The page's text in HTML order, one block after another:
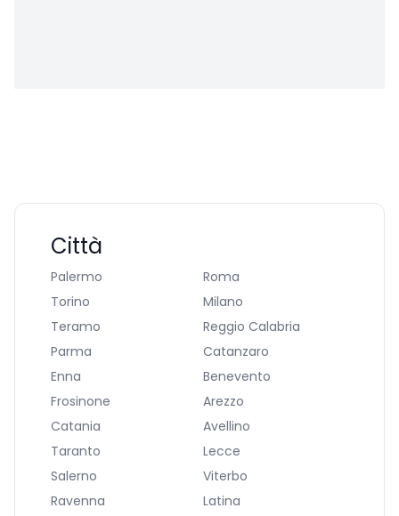
Città
Palermo
Roma
Torino
Milano
Teramo
Reggio Calabria
Parma
Catanzaro
Enna
Benevento
Frosinone
Arezzo
Catania
Avellino
Taranto
Lecce
Salerno
Viterbo
Ravenna
Latina